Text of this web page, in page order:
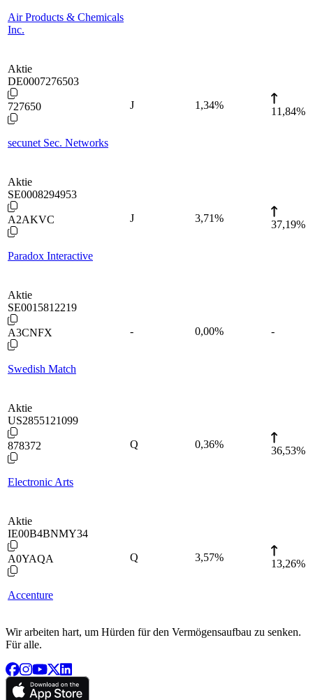
Air Products & Chemicals
Inc.
Aktie
DE0007276503
727650
secunet Sec. Networks
J 1,34%
11,84%
Aktie
SE0008294953
A2AKVC
Paradox Interactive
J 3,71%
37,19%
Aktie
SE0015812219
A3CNFX
Swedish Match
- 0,00% -
Aktie
US2855121099
878372
Electronic Arts
Q 0,36%
36,53%
Aktie
IE00B4BNMY34
A0YAQA
Accenture
Q 3,57%
13,26%
Wir arbeiten hart, um Hürden für den Vermögensaufbau zu senken.
Für alle.